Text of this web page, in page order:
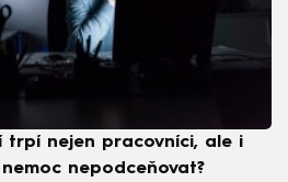
trpí nejen pracovníci, ale i
nepodceňovat?